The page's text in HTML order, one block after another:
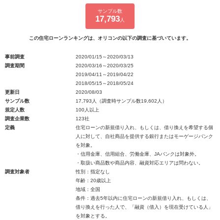
サンプル数
17,793 人
この住宅ローンランキングは、オリコンの以下の調査に基づいています。
事前調査
2020/01/15～2020/03/13
調査期間
2020/03/16～2020/03/25
2019/04/11～2019/04/22
2018/05/15～2018/05/24
更新日
2020/08/03
サンプル数
17,793人（調査時サンプル数19,602人）
規定人数
100人以上
調査企業数
123社
定義
住宅ローンの新規借り入れ、もしくは、借り換えを希望する個
人に対して、自社商品を提供する銀行またはモーゲージバンク
を対象。
・信用金庫、信用組合、労働金庫、JAバンクは対象外。
・取扱い商品数や商品内容、融資対応エリアは問わない。
調査対象者
性別：指定なし
年齢：20歳以上
地域：全国
条件：過去5年以内に住宅ローンの新規借り入れ、もしくは、
借り換えを行った人で、「融資（借入）を現在受けている人」
を対象とする。